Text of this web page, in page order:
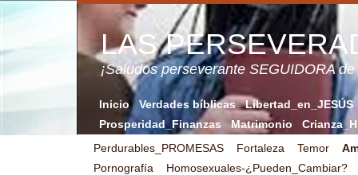
LAS
¡Saludos perseverante SEGUIDORA
Inicio Verdades bíblicas
Libertad_en_JESÚS
Prosperidad_Finanzas
Matrimonio
Perdurables_PROMESAS
Fortaleza Temor
Pornografía
Homosexuales-¿Pueden_Cambiar?